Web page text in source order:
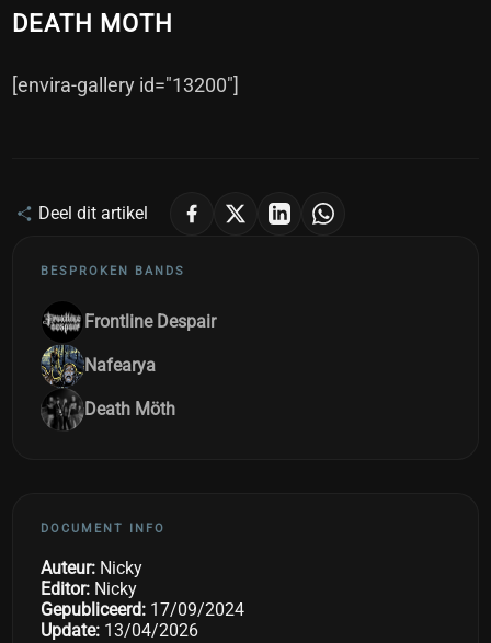
DEATH MOTH
[envira-gallery id="13200"]
Deel dit artikel
BESPROKEN BANDS
Frontline Despair
Nafearya
Death Möth
DOCUMENT INFO
Auteur: Nicky
Editor: Nicky
Gepubliceerd: 17/09/2024
Update: 13/04/2026